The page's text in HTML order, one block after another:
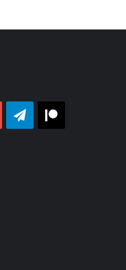
TelegramPatreon